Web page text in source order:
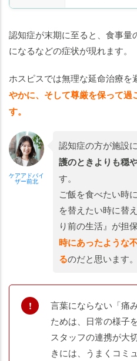
認知症が末期に至ると、食事
になるなどの症状が現れます。
ホスピスでは無理な延命治療を
やかに、そして尊厳を保って過
す。
ケアアドバイ
ザー前北
認知症の方が施設
護のときよりも穏
す。
ご飯を食べたい時
を替えたい時に替
り前の生活』が担
時にあったような
るのだと思います。
言葉にならない「痛
ためは、日常の様子
スタッフの連携が大
きには、うまくコミ